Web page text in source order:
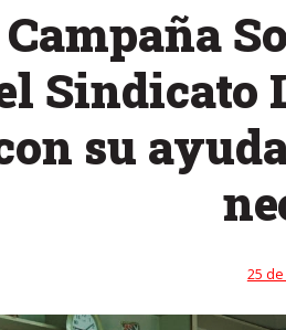
Sindicato
su
25